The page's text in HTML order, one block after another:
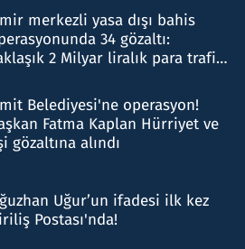
merkezli yasa dışı bahis
34 gözaltı:
2 Milyar liralık para trafiği
Belediyesi'ne operasyon!
Fatma Kaplan Hürriyet ve
gözaltına alındı
Uğur’un ifadesi ilk kez
Postası'nda!